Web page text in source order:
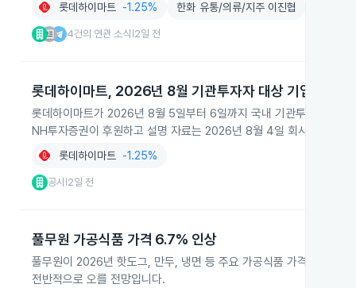
롯데하이마트 -1.25% 한화 유통/의류/지주 이진협
4건의 연관 소식 2일 전
롯데하이마트, 2026년 8월 기관투자자 대상 기업설명회
롯데하이마트가 2026년 8월 5일부터 6일까지 국내 기관투자자를
NH투자증권이 후원하고 설명 자료는 2026년 8월 4일 회사 웹사이트
롯데하이마트 -1.25%
공시 2일 전
풀무원 가공식품 가격 6.7% 인상
풀무원이 2026년 핫도그, 만두, 냉면 등 주요 가공식품 가격을 평균
전반적으로 오를 전망입니다.